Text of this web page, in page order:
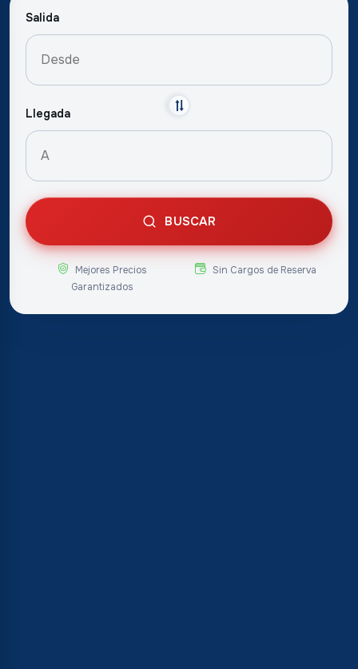
Salida
Llegada
BUSCAR
Mejores Precios
Garantizados
Sin Cargos de Reserva